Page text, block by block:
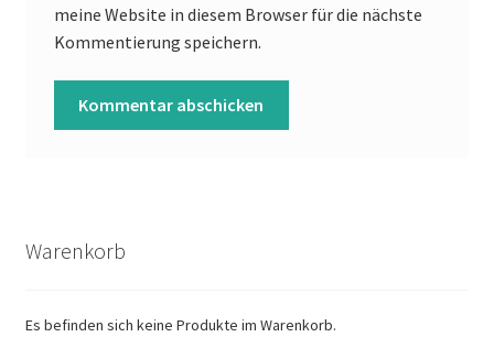
meine Website in diesem Browser für die nächste
Kommentierung speichern.
Warenkorb
Es befinden sich keine Produkte im Warenkorb.